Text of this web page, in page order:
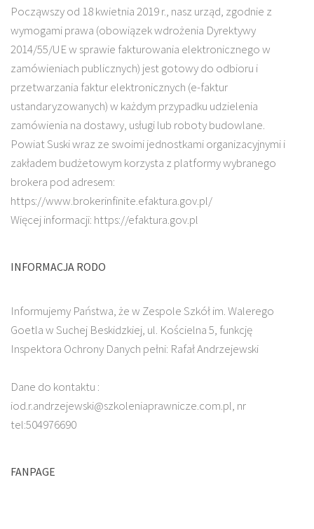
Począwszy od 18 kwietnia 2019 r., nasz urząd, zgodnie z
wymogami prawa (obowiązek wdrożenia Dyrektywy
2014/55/UE w sprawie fakturowania elektronicznego w
zamówieniach publicznych) jest gotowy do odbioru i
przetwarzania faktur elektronicznych (e-faktur
ustandaryzowanych) w każdym przypadku udzielenia
zamówienia na dostawy, usługi lub roboty budowlane.
Powiat Suski wraz ze swoimi jednostkami organizacyjnymi i
zakładem budżetowym korzysta z platformy wybranego
brokera pod adresem:
https://www.brokerinfinite.efaktura.gov.pl/
Więcej informacji: https://efaktura.gov.pl
INFORMACJA RODO
Informujemy Państwa, że w Zespole Szkół im. Walerego
Goetla w Suchej Beskidzkiej, ul. Kościelna 5, funkcję
Inspektora Ochrony Danych pełni: Rafał Andrzejewski
Dane do kontaktu :
iod.r.andrzejewski@szkoleniaprawnicze.com.pl, nr
tel:504976690
FANPAGE